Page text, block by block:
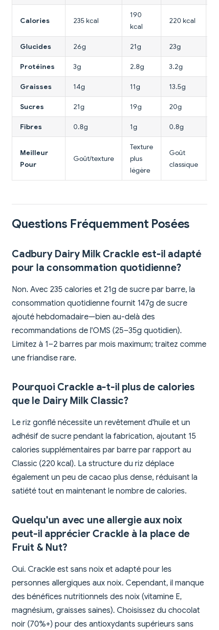
Calories 235 kcal
190
kcal
220 kcal
Glucides 26g 21g 23g
Protéines 3g 2.8g 3.2g
Graisses 14g 11g 13.5g
Sucres 21g 19g 20g
Fibres 0.8g 1g 0.8g
Meilleur
Pour
Goût/texture
Texture
plus
légère
Goût
classique
Questions Fréquemment Posées
Cadbury Dairy Milk Crackle est-il adapté
pour la consommation quotidienne?
Non. Avec 235 calories et 21g de sucre par barre, la
consommation quotidienne fournit 147g de sucre
ajouté hebdomadaire—bien au-delà des
recommandations de l'OMS (25–35g quotidien).
Limitez à 1–2 barres par mois maximum; traitez comme
une friandise rare.
Pourquoi Crackle a-t-il plus de calories
que le Dairy Milk Classic?
Le riz gonflé nécessite un revêtement d'huile et un
adhésif de sucre pendant la fabrication, ajoutant 15
calories supplémentaires par barre par rapport au
Classic (220 kcal). La structure du riz déplace
également un peu de cacao plus dense, réduisant la
satiété tout en maintenant le nombre de calories.
Quelqu'un avec une allergie aux noix
peut-il apprécier Crackle à la place de
Fruit & Nut?
Oui. Crackle est sans noix et adapté pour les
personnes allergiques aux noix. Cependant, il manque
des bénéfices nutritionnels des noix (vitamine E,
magnésium, graisses saines). Choisissez du chocolat
noir (70%+) pour des antioxydants supérieurs sans